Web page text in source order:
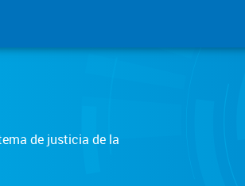
de justicia de la